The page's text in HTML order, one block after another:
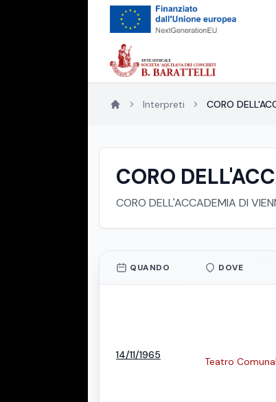
Interpreti CORO
CORO
CORO DELL'ACCADEMIA DI
QUANDO DOVE
14/11/1965
Teatro